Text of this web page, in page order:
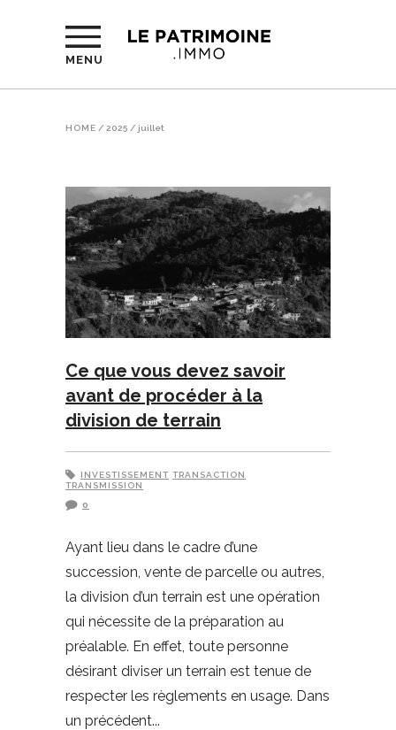
MENU
HOME / 2025 / juillet
Ce que vous devez savoir
avant de procéder à la
division de terrain
INVESTISSEMENT TRANSACTION
TRANSMISSION
0
Ayant lieu dans le cadre d’une
succession, vente de parcelle ou autres,
la division d’un terrain est une opération
qui nécessite de la préparation au
préalable. En effet, toute personne
désirant diviser un terrain est tenue de
respecter les règlements en usage. Dans
un précédent